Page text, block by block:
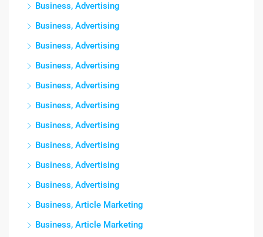
Business, Advertising
Business, Advertising
Business, Advertising
Business, Advertising
Business, Advertising
Business, Advertising
Business, Advertising
Business, Advertising
Business, Advertising
Business, Advertising
Business, Article Marketing
Business, Article Marketing